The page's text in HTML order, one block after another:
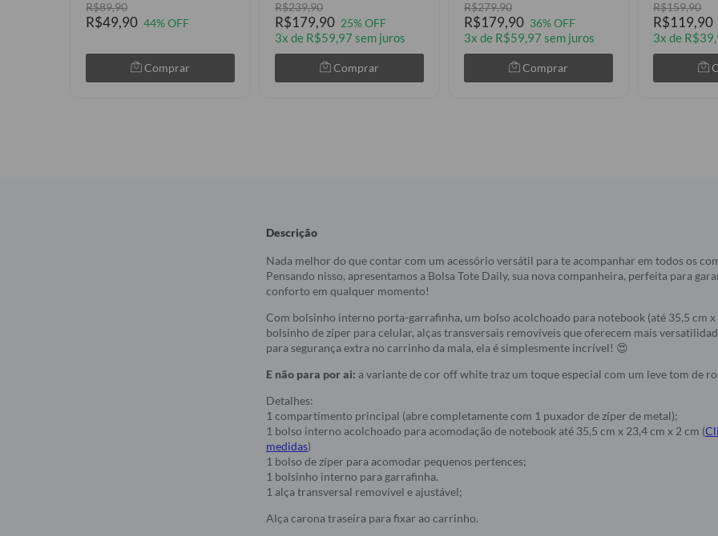
R$89,90
R$49,90 44% OFF
Comprar
R$239,90
R$179,90 25% OFF
3x de R$59,97 sem juros
Comprar
R$279,90
R$179,90 36% OFF
3x de R$59,97 sem juros
Comprar
R$159,90
R$119,90
3x de
Descrição
Nada melhor do que contar com um acessório versátil para te acompanhar em todos os
Pensando nisso, apresentamos a Bolsa Tote Daily, sua nova companheira, perfeita para
conforto em qualquer momento!
Com bolsinho interno porta-garrafinha, um bolso acolchoado para notebook (até 35,5 cm x
bolsinho de zíper para celular, alças transversais removíveis que oferecem mais
para segurança extra no carrinho da mala, ela é simplesmente incrível! 😍
E não para por ai: a variante de cor off white traz um toque especial com um leve tom de
Detalhes:
1 compartimento principal (abre completamente com 1 puxador de zíper de metal);
1 bolso interno acolchoado para acomodação de notebook até 35,5 cm x 23,4 cm x 2 cm (
medidas)
1 bolso de zíper para acomodar pequenos pertences;
1 bolsinho interno para garrafinha.
1 alça transversal removível e ajustável;
Alça carona traseira para fixar ao carrinho.